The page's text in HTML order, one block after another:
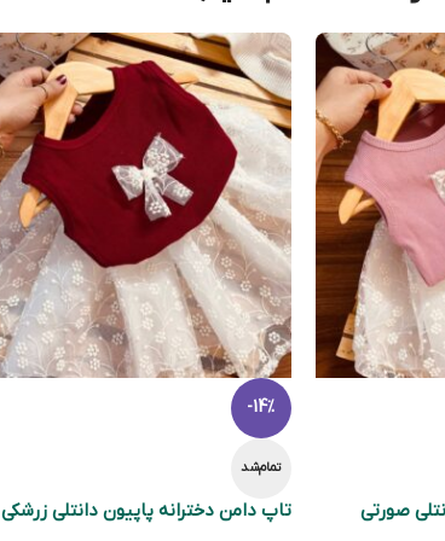
صورتی
-14%
تمام‌شد
تاپ دامن دخترانه پاپیون دانتلی زرشکی